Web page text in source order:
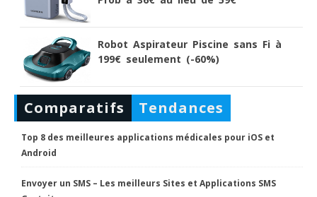
Robot Aspirateur Piscine sans Fi à
199€ seulement (-60%)
Comparatifs Tendances
Top 8 des meilleures applications médicales pour iOS et
Android
Envoyer un SMS – Les meilleurs Sites et Applications SMS